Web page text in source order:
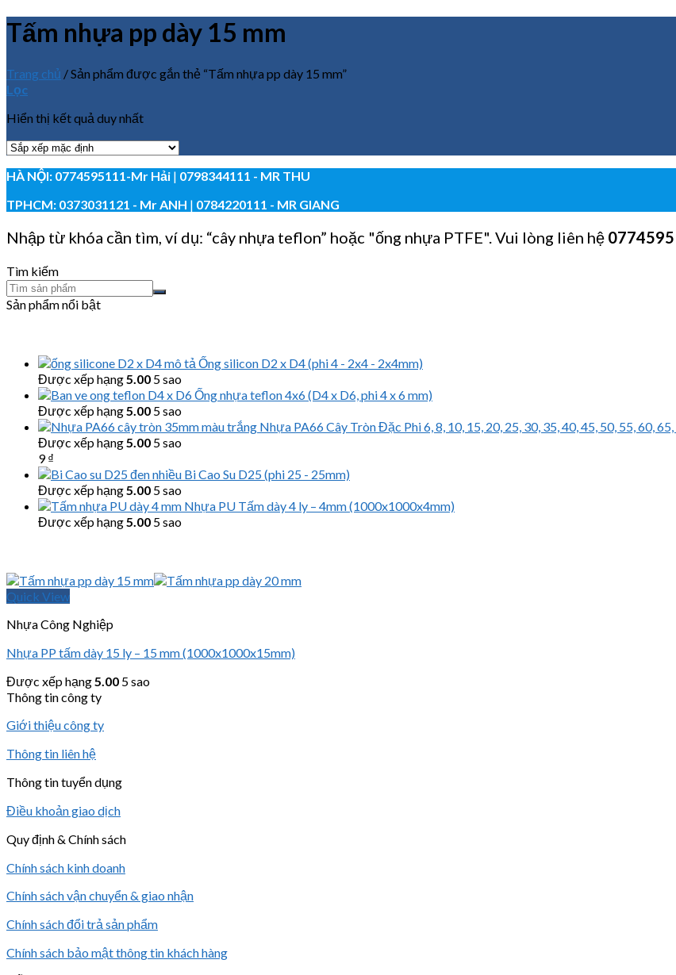
Tấm nhựa pp dày 15 mm
Trang chủ /Sản phẩm được gắn thẻ “Tấm nhựa pp dày 15 mm”
Lọc
Hiển thị kết quả duy nhất
HÀ NỘI: 0774595111-Mr Hải | 0798344111 - MR THU
TPHCM: 0373031121 - Mr ANH | 0784220111 - MR GIANG
Nhập từ khóa cần tìm, ví dụ: “cây nhựa teflon” hoặc "ống nhựa PTFE". Vui lòng liên hệ
Tìm kiếm
Sản phẩm nổi bật
Ống silicon D2 x D4 (phi 4 - 2x4 - 2x4mm)
Được xếp hạng5.00 5 sao
Ống nhựa teflon 4x6 (D4 x D6, phi 4 x 6 mm)
Được xếp hạng5.00 5 sao
Nhựa PA66 Cây Tròn Đặc Phi 6, 8, 10, 15, 20, 25, 30, 35, 40, 45, 50, 55, 60,
Được xếp hạng5.00 5 sao
9₫
Bi Cao Su D25 (phi 25 - 25mm)
Được xếp hạng5.00 5 sao
Nhựa PU Tấm dày 4 ly – 4mm (1000x1000x4mm)
Được xếp hạng5.00 5 sao
Quick View
Nhựa Công Nghiệp
Nhựa PP tấm dày 15 ly – 15 mm (1000x1000x15mm)
Được xếp hạng5.00 5 sao
Thông tin công ty
Giới thiệu công ty
Thông tin liên hệ
Thông tin tuyển dụng
Điều khoản giao dịch
Quy định & Chính sách
Chính sách kinh doanh
Chính sách vận chuyển & giao nhận
Chính sách đổi trả sản phẩm
Chính sách bảo mật thông tin khách hàng